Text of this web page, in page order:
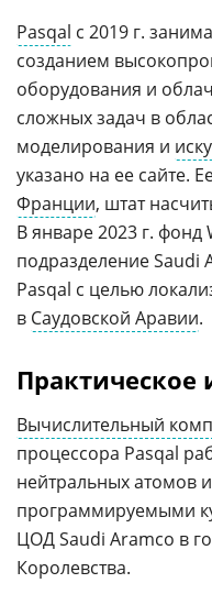
Pasqal с 2019 г.
созданием
оборудования и
сложных задач в
моделирования и
указано на ее сайте.
Франции, штат
В январе 2023 г.
подразделение Saudi
Pasqal с целью
в Саудовской Аравии.
Практическое
Вычислительный
процессора Pasqal
нейтральных атомов
программируемыми
ЦОД Saudi Aramco в
Королевства.